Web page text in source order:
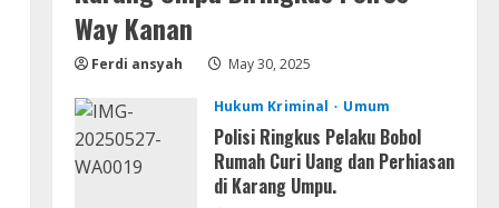
Lan
+Patch Direct Link 2026
Serialers
jv16 PowerTools
Free[Activated] [Latest] [x86-
Way Kanan
Ferdi ansyah May 30, 2025
Hukum Kriminal Umum
Polisi Ringkus Pelaku Bobol
Rumah Curi Uang dan Perhiasan
di Karang Umpu.